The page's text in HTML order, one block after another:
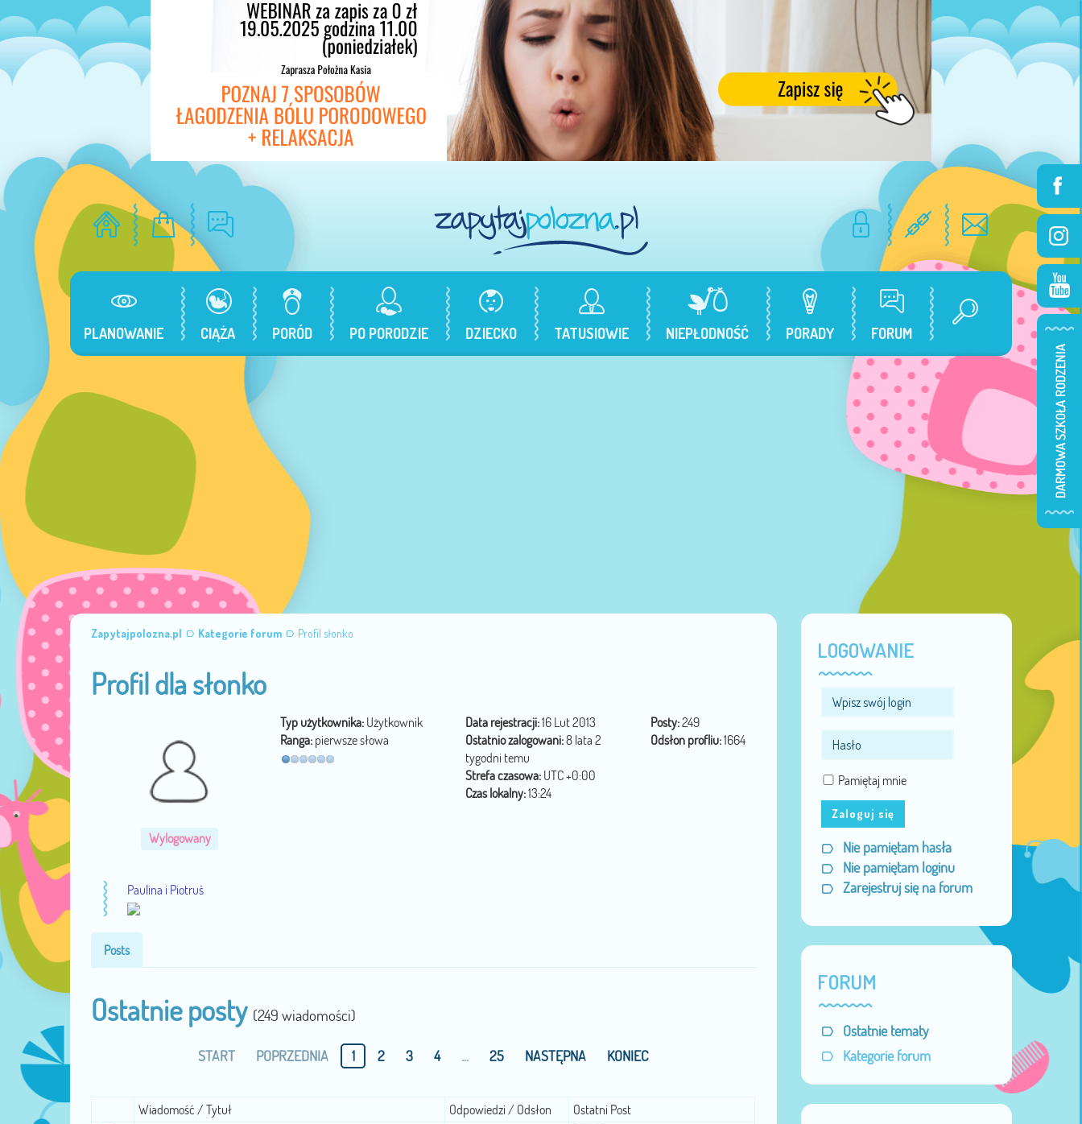
PLANOWANIE CIĄŻA PORÓD PO PORODZIE DZIECKO TATUSIOWIE NIEPŁODNOŚĆ PORADY FORUM
Zapytajpolozna.pl Kategorie forum Profil słonko
Profil dla słonko
Wylogowany
Typ użytkownika: Użytkownik
Ranga: pierwsze słowa
Data rejestracji:16 Lut 2013
Ostatnio zalogowani:8 lata 2
tygodni temu
Strefa czasowa: UTC +0:00
Czas lokalny:13:24
Posty:249
Odsłon profliu:1664
Paulina i Piotruś
Posts
Ostatnie posty (249 wiadomości)
START POPRZEDNIA 1 2 3 4 ... 25 NASTĘPNA KONIEC
Wiadomość / Tytuł Odpowiedzi / Odsłon Ostatni Post
LOGOWANIE
Pamiętaj mnie
Zaloguj się
Nie pamiętam hasła
Nie pamiętam loginu
Zarejestruj się na forum
FORUM
Ostatnie tematy
Kategorie forum